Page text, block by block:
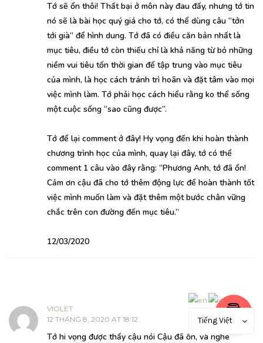
Tớ sẽ ổn thôi! Thất bại ở môn này đau đấy, nhưng tớ tin
nó sẽ là bài học quý giá cho tớ, có thể dùng câu “tởn
tới già” để hình dung. Tớ đã có điều căn bản nhất là
mục tiêu, điều tớ còn thiếu chỉ là khả năng từ bỏ những
niềm vui tiêu tốn thời gian để tập trung vào mục tiêu
của mình, là học cách tránh trì hoãn và đặt tâm vào mọi
việc mình làm. Tớ phải học cách hiểu rằng ko thể sống
một cuộc sống “sao cũng được”.
Tớ để lại comment ở đây! Hy vọng đến khi hoàn thành
chương trình học của mình, quay lại đây, tớ có thể
comment 1 câu vào đây rằng: “Phương Anh, tớ đã ổn!
Cảm ơn cậu đã cho tớ thêm động lực để hoàn thành tốt
việc mình muốn làm và đặt thêm một bước chân vững
chắc trên con đường đến mục tiêu.”
12/03/2020
VIOLET
12 THÁNG 8, 2020 AT 18:12
Tớ hi vọng được thấy cậu nói Cậu đã ổn, và nghe
Tiếng Việt